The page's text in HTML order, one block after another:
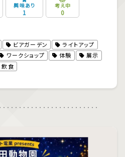
興味あり
1
考え中
0
ビアガーデン
ライトアップ
ワークショップ 体験
展示
飲食